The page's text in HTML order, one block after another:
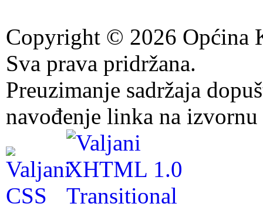
Copyright © 2026 Općina
Sva prava pridržana.
Preuzimanje sadržaja
navođenje linka na izvornu